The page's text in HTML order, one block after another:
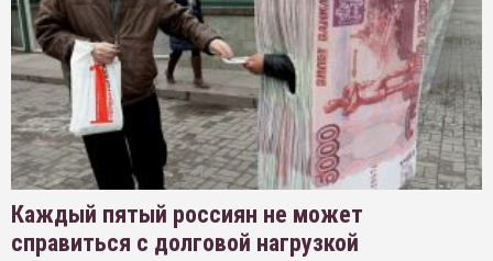
Каждый пятый россиян не может
справиться с долговой нагрузкой